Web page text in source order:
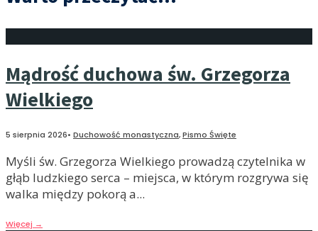
Mądrość duchowa św. Grzegorza
Wielkiego
5 sierpnia 2026• Duchowość monastyczna,Pismo Święte
Myśli św. Grzegorza Wielkiego prowadzą czytelnika w
głąb ludzkiego serca – miejsca, w którym rozgrywa się
walka między pokorą a...
Więcej →